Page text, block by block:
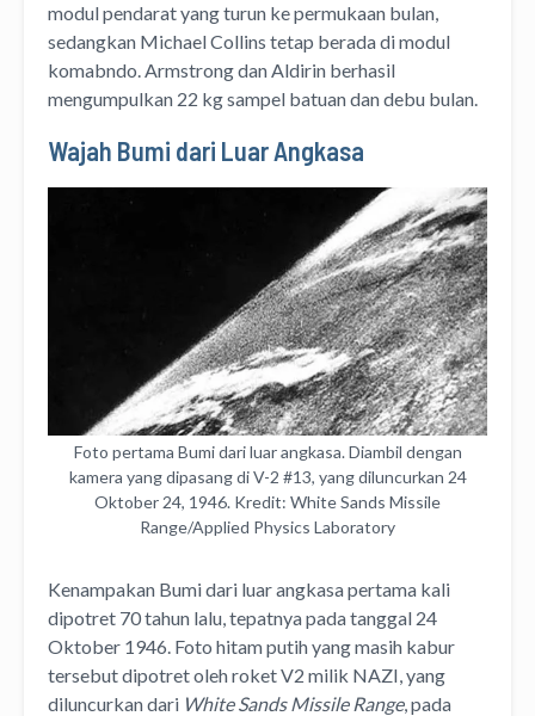
modul pendarat yang turun ke permukaan bulan,
sedangkan Michael Collins tetap berada di modul
komabndo. Armstrong dan Aldirin berhasil
mengumpulkan 22 kg sampel batuan dan debu bulan.
Wajah Bumi dari Luar Angkasa
Foto pertama Bumi dari luar angkasa. Diambil dengan
kamera yang dipasang di V-2 #13, yang diluncurkan 24
Oktober 24, 1946. Kredit: White Sands Missile
Range/Applied Physics Laboratory
Kenampakan Bumi dari luar angkasa pertama kali
dipotret 70 tahun lalu, tepatnya pada tanggal 24
Oktober 1946. Foto hitam putih yang masih kabur
tersebut dipotret oleh roket V2 milik NAZI, yang
diluncurkan dari White Sands Missile Range, pada